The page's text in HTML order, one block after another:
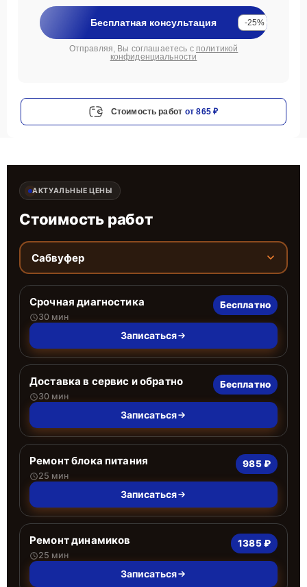
Бесплатная консультация -25%
Отправляя, Вы соглашаетесь с политикой
конфиденциальности
Стоимость работ от 865 ₽
АКТУАЛЬНЫЕ ЦЕНЫ
Стоимость работ
Сабвуфер
Срочная диагностика
30 мин
Бесплатно
Записаться
Доставка в сервис и обратно
30 мин
Бесплатно
Записаться
Ремонт блока питания
25 мин
985 ₽
Записаться
Ремонт динамиков
25 мин
1385 ₽
Записаться